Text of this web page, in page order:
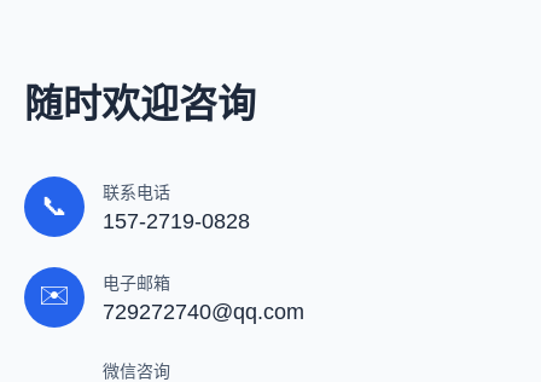
随时欢迎咨询
📞 联系电话
157-2719-0828
✉️ 电子邮箱
729272740@qq.com
微信咨询